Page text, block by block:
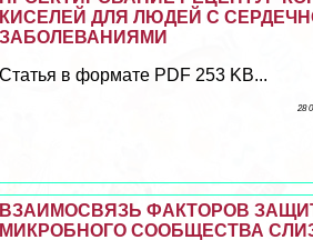
КИСЕЛЕЙ ДЛЯ ЛЮДЕЙ С
ЗАБОЛЕВАНИЯМИ
Статья в формате PDF 253 KB...
28
ВЗАИМОСВЯЗЬ ФАКТОРОВ
МИКРОБНОГО СООБЩЕСТВА